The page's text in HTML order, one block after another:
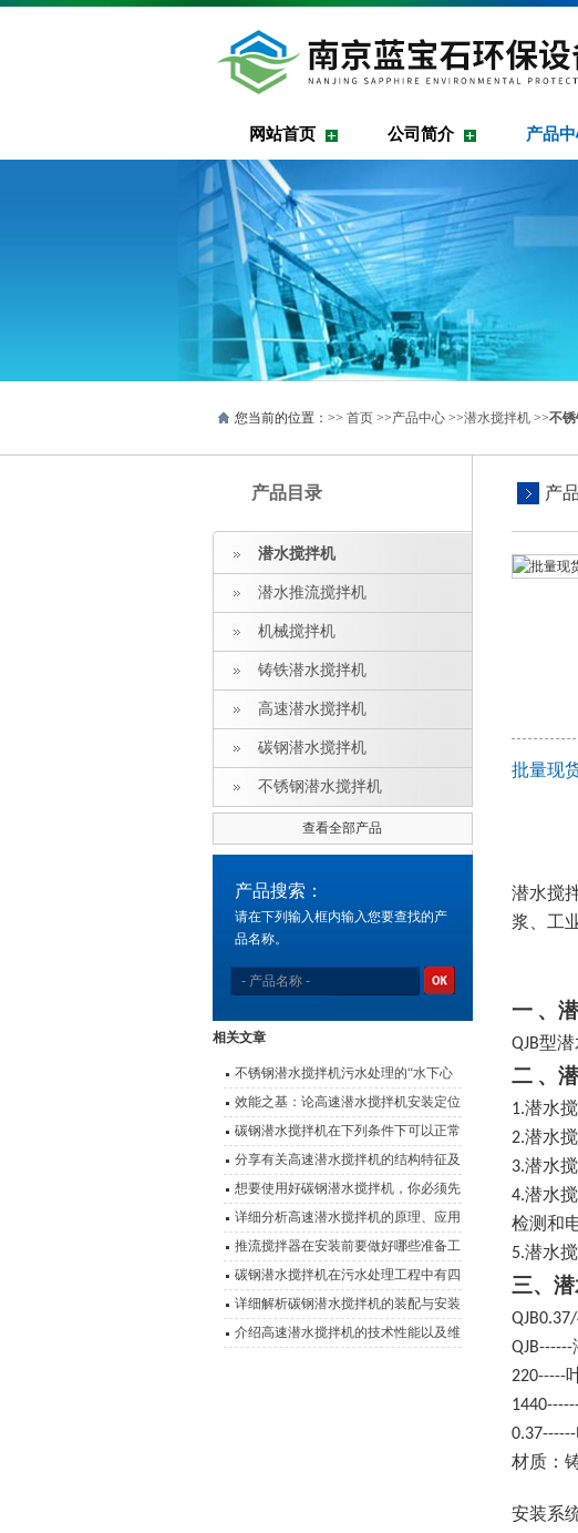
网站首页 公司简介 产品
您当前的位置：>> 首页 >>产品中心 >>潜水搅拌机 >>不
产品目录
潜水搅拌机
潜水推流搅拌机
机械搅拌机
铸铁潜水搅拌机
高速潜水搅拌机
碳钢潜水搅拌机
不锈钢潜水搅拌机
查看全部产品
产品搜索：
请在下列输入框内输入您要查找的产
品名称。
相关文章
不锈钢潜水搅拌机污水处理的“水下心
脏”
效能之基：论高速潜水搅拌机安装定位
的科学要诀
碳钢潜水搅拌机在下列条件下可以正常
连续运行
分享有关高速潜水搅拌机的结构特征及
使用优势
想要使用好碳钢潜水搅拌机，你必须先
了解它的特点
详细分析高速潜水搅拌机的原理、应用
以及性能特点
推流搅拌器在安装前要做好哪些准备工
作？
碳钢潜水搅拌机在污水处理工程中有四
大应用
详细解析碳钢潜水搅拌机的装配与安装
介绍高速潜水搅拌机的技术性能以及维
产
批量现
潜水搅
浆、工
一 、
QJB型
二 、
1.潜水
2.潜水
3.潜水
4.潜水
检测和
5.潜水
三、
220-----
材质：
安装系